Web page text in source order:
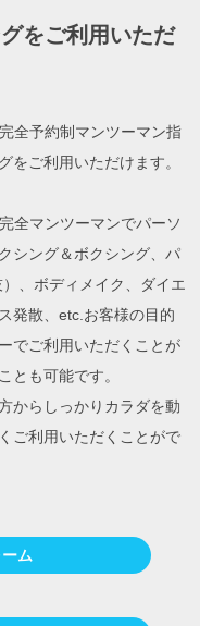
をご利用いただ
全予約制マンツーマン指
をご利用いただけます。
全マンツーマンでパーソ
シング＆ボクシング、パ
、ボディメイク、ダイエ
発散、etc.お客様の目的
でご利用いただくことが
とも可能です。
からしっかりカラダを動
ご利用いただくことがで
ム